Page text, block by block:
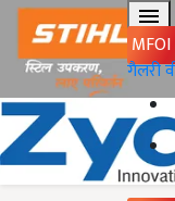
गैलरी